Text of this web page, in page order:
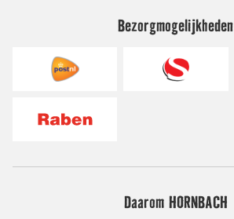
Bezorgmogelijkheden
Daarom HORNBACH